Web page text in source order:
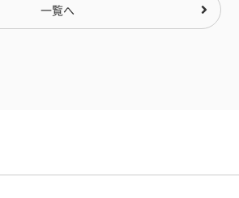
一覧へ